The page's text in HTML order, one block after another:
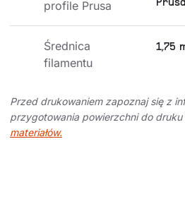
profile Prusa
Prusa
Średnica
filamentu
1,75
Przed drukowaniem zapoznaj się z
przygotowania powierzchni do
materiałów.